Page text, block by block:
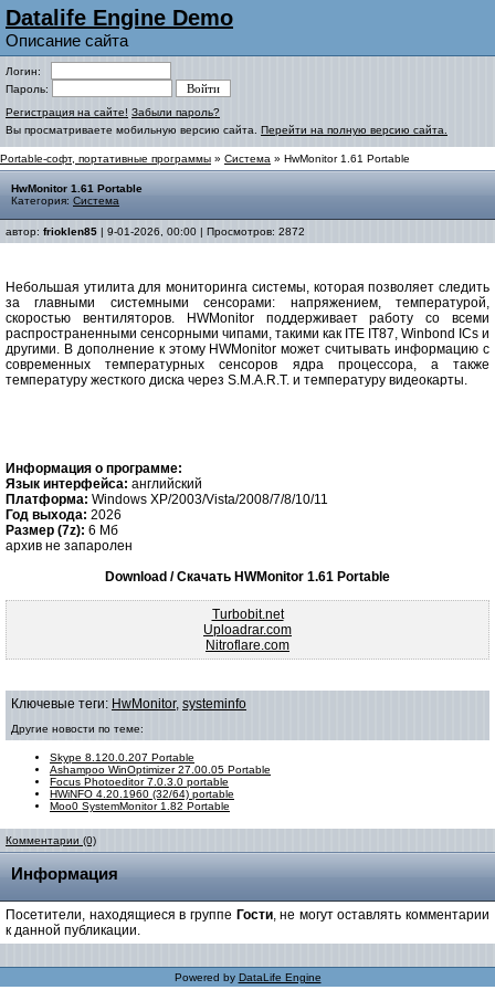
Datalife Engine Demo
Описание сайта
Логин:
Пароль:
Регистрация на сайте! Забыли пароль?
Вы просматриваете мобильную версию сайта. Перейти на полную версию сайта.
Portable-софт, портативные программы » Система » HwMonitor 1.61 Portable
HwMonitor 1.61 Portable
Категория: Система
автор: frioklen85 | 9-01-2026, 00:00 | Просмотров: 2872
Небольшая утилита для мониторинга системы, которая позволяет следить
за главными системными сенсорами: напряжением, температурой,
скоростью вентиляторов. HWMonitor поддерживает работу со всеми
распространенными сенсорными чипами, такими как ITE IT87, Winbond ICs и
другими. В дополнение к этому HWMonitor может считывать информацию с
современных температурных сенсоров ядра процессора, а также
температуру жесткого диска через S.M.A.R.T. и температуру видеокарты.
Информация о программе:
Язык интерфейса: английский
Платформа: Windows XP/2003/Vista/2008/7/8/10/11
Год выхода: 2026
Размер (7z): 6 Мб
архив не запаролен
Download / Скачать HWMonitor 1.61 Portable
Turbobit.net
Uploadrar.com
Nitroflare.com
Ключевые теги: HwMonitor, systeminfo
Другие новости по теме:
Skype 8.120.0.207 Portable
Ashampoo WinOptimizer 27.00.05 Portable
Focus Photoeditor 7.0.3.0 portable
HWiNFO 4.20.1960 (32/64) portable
Moo0 SystemMonitor 1.82 Portable
Комментарии (0)
Информация
Посетители, находящиеся в группе Гости, не могут оставлять комментарии
к данной публикации.
Powered by DataLife Engine